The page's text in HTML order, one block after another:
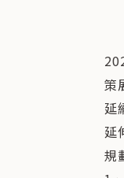
策
延
延
規